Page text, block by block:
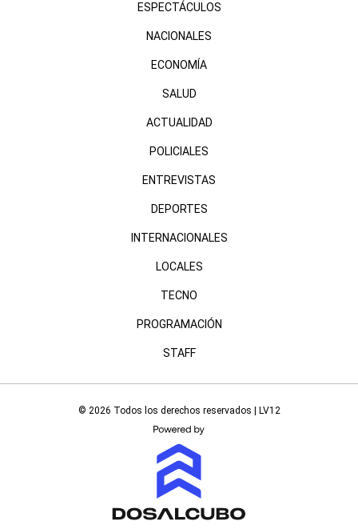
ESPECTÁCULOS
NACIONALES
ECONOMÍA
SALUD
ACTUALIDAD
POLICIALES
ENTREVISTAS
DEPORTES
INTERNACIONALES
LOCALES
TECNO
PROGRAMACIÓN
STAFF
© 2026 Todos los derechos reservados | LV12